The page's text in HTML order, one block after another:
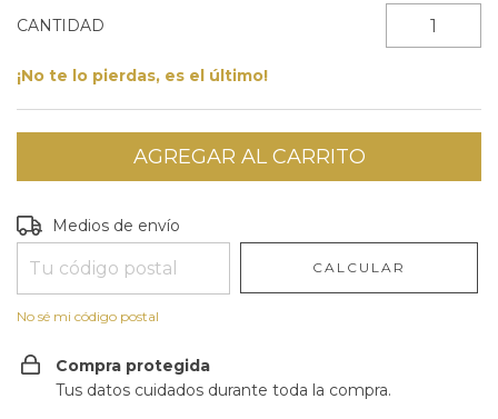
CANTIDAD
¡No te lo pierdas, es el último!
Entregas para el CP:
Medios de envío
CALCULAR
No sé mi código postal
Compra protegida
Tus datos cuidados durante toda la compra.